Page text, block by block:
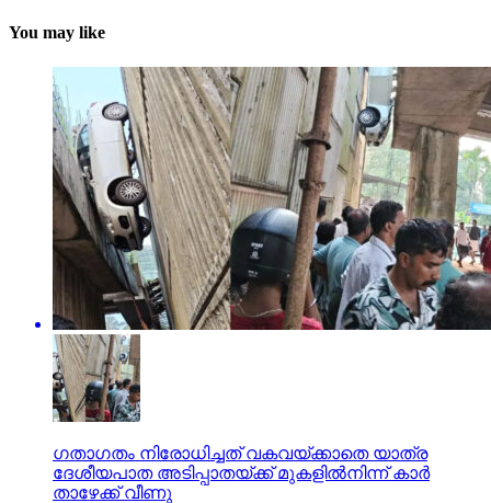
You may like
ഗതാഗതം നിരോധിച്ചത് വകവയ്ക്കാതെ യാത്ര
ദേശീയപാത അടിപ്പാതയ്ക്ക് മുകളില്‍നിന്ന് കാര്‍
താഴേക്ക് വീണു